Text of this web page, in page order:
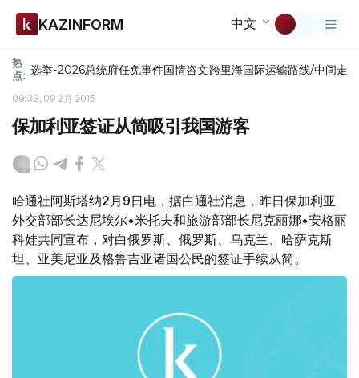
KAZINFORM 中文
热
点: 选举-2026总统府任免事件国情咨文跨里海国际运输路线/中间走廊
09:33, 09 2月 2015
保加利亚签证从简吸引我国游客
哈通社阿斯塔纳2月9日电，据白通社消息，昨日保加利亚
外交部部长达尼埃尔•米托夫和旅游部部长尼克丽娜•安格丽
科娃共同宣布，对白俄罗斯、俄罗斯、乌克兰、哈萨克斯
坦、亚美尼亚及格鲁吉亚诸国公民的签证手续从简。